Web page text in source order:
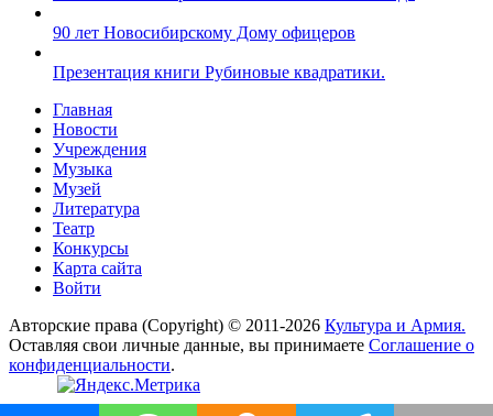
90 лет Новосибирскому Дому офицеров
Презентация книги Рубиновые квадратики.
Главная
Новости
Учреждения
Музыка
Музей
Литература
Театр
Конкурсы
Карта сайта
Войти
Авторские права (Copyright) © 2011-2026 Культура и Армия.
Оставляя свои личные данные, вы принимаете Соглашение о
конфиденциальности.